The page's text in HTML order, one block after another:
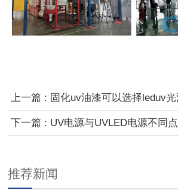
上一篇 : 固化uv油漆可以选择leduv
吗！
下一篇 : UV电源与UVLED电源不同点
推荐新闻